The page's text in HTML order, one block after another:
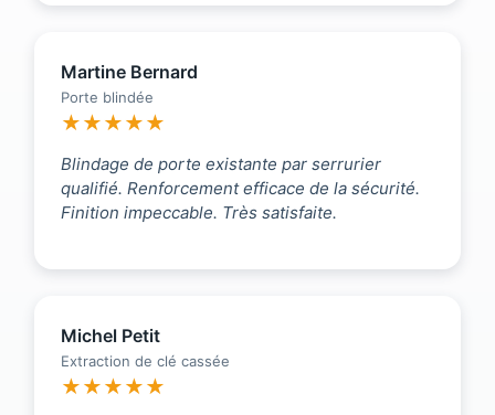
Martine Bernard
Porte blindée
★★★★★
Blindage de porte existante par serrurier
qualifié. Renforcement efficace de la sécurité.
Finition impeccable. Très satisfaite.
Michel Petit
Extraction de clé cassée
★★★★★